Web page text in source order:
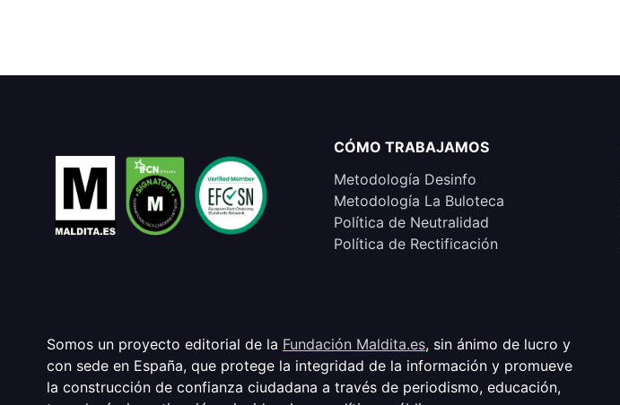
CÓMO TRABAJAMOS
Metodología Desinfo
Metodología La Buloteca
Política de Neutralidad
Política de Rectificación
Somos un proyecto editorial de la Fundación Maldita.es, sin ánimo de lucro y
con sede en España, que protege la integridad de la información y promueve
la construcción de confianza ciudadana a través de periodismo, educación,